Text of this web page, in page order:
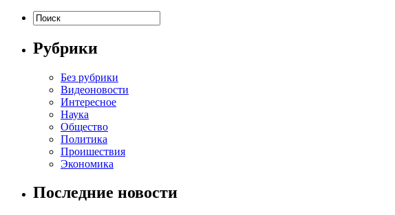
Рубрики
Без рубрики
Видеоновости
Интересное
Наука
Общество
Политика
Проишествия
Экономика
Последние новости